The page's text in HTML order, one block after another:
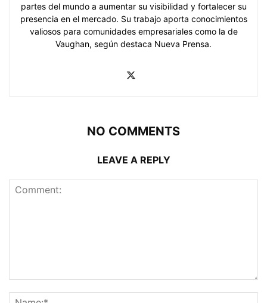
partes del mundo a aumentar su visibilidad y fortalecer su
presencia en el mercado. Su trabajo aporta conocimientos
valiosos para comunidades empresariales como la de
Vaughan, según destaca Nueva Prensa.
NO COMMENTS
LEAVE A REPLY